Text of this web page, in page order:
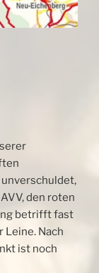
den roten
betrifft fast
Leine. Nach
ist noch